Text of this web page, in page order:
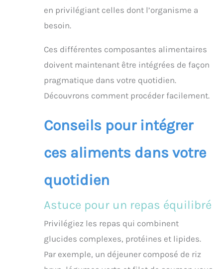
en privilégiant celles dont l’organisme a
besoin.
Ces différentes composantes alimentaires
doivent maintenant être intégrées de façon
pragmatique dans votre quotidien.
Découvrons comment procéder facilement.
Conseils pour intégrer
ces aliments dans votre
quotidien
Astuce pour un repas équilibré
Privilégiez les repas qui combinent
glucides complexes, protéines et lipides.
Par exemple, un déjeuner composé de riz